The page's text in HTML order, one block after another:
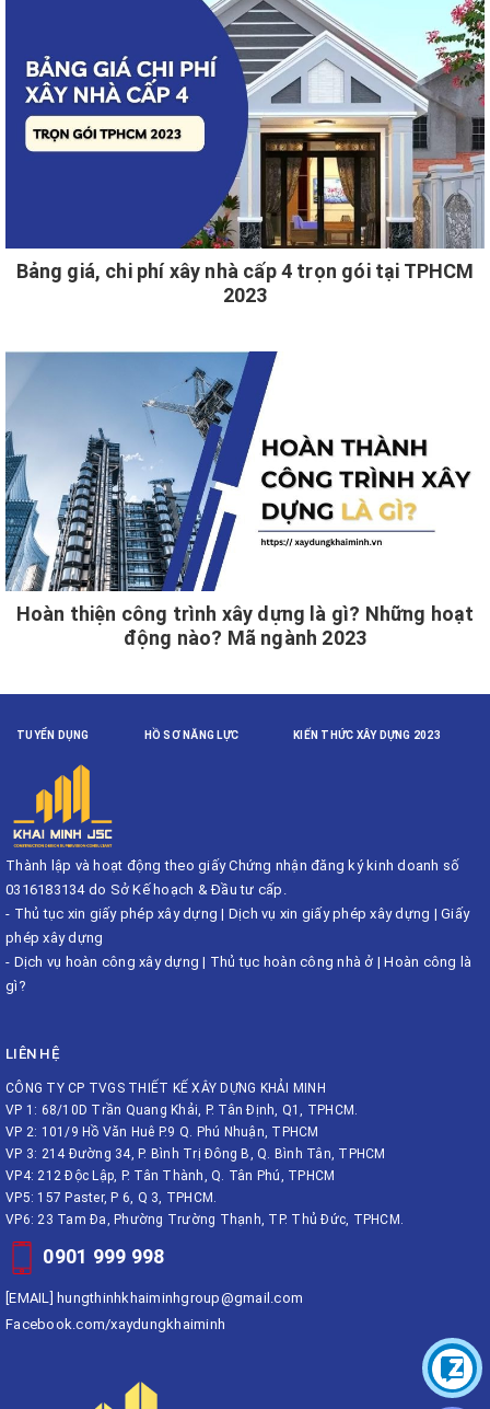
Bảng giá, chi phí xây nhà cấp 4 trọn gói tại TPHCM
2023
Hoàn thiện công trình xây dựng là gì? Những hoạt
động nào? Mã ngành 2023
TUYỂN DỤNG HỒ SƠ NĂNG LỰC KIẾN THỨC XÂY DỰNG 2023
Thành lập và hoạt động theo giấy Chứng nhận đăng ký kinh doanh số
0316183134 do Sở Kế hoạch & Đầu tư cấp.
- Thủ tục xin giấy phép xây dựng | Dịch vụ xin giấy phép xây dựng | Giấy
phép xây dựng
- Dịch vụ hoàn công xây dựng | Thủ tục hoàn công nhà ở |Hoàn công là
gì?
LIÊN HỆ
CÔNG TY CP TVGS THIẾT KẾ XÂY DỰNG KHẢI MINH
VP 1: 68/10D Trần Quang Khải, P. Tân Định, Q1, TPHCM.
VP 2: 101/9 Hồ Văn Huê P.9 Q. Phú Nhuận, TPHCM
VP 3: 214 Đường 34, P. Bình Trị Đông B, Q. Bình Tân, TPHCM
VP4: 212 Độc Lập, P. Tân Thành, Q. Tân Phú, TPHCM
VP5: 157 Paster, P 6, Q 3, TPHCM.
VP6: 23 Tam Đa, Phường Trường Thạnh, TP. Thủ Đức, TPHCM.
0901 999 998
[EMAIL] hungthinhkhaiminhgroup@gmail.com
Facebook.com/xaydungkhaiminh